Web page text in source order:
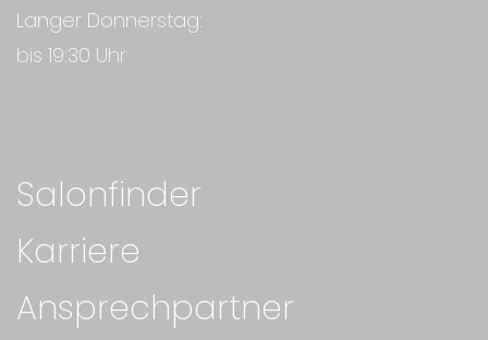
Langer Donnerstag:
bis 19:30 Uhr
Salonfinder
Karriere
Ansprechpartner